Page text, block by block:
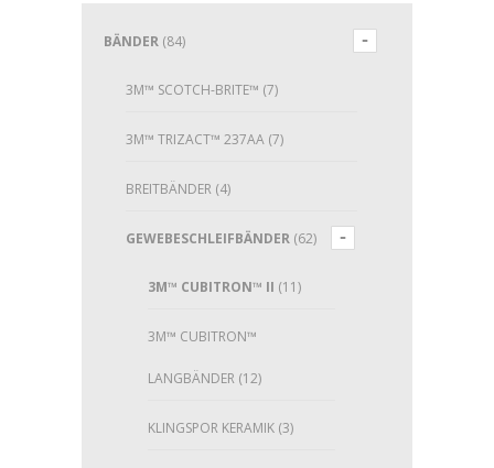
BÄNDER (84)
3M™ SCOTCH-BRITE™ (7)
3M™ TRIZACT™ 237AA (7)
BREITBÄNDER (4)
GEWEBESCHLEIFBÄNDER (62)
3M™ CUBITRON™ II (11)
3M™ CUBITRON™
LANGBÄNDER (12)
KLINGSPOR KERAMIK (3)